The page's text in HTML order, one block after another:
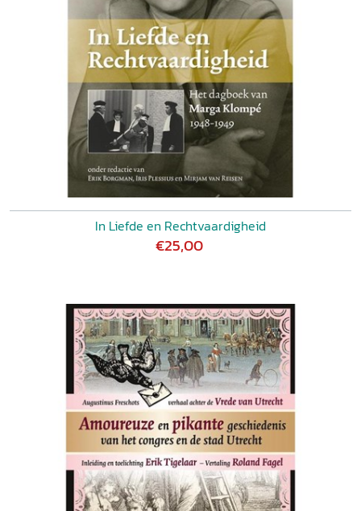
In Liefde en Rechtvaardigheid
€25,00